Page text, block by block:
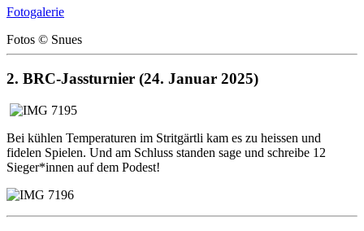
Fotogalerie
Fotos © Snues
2. BRC-Jassturnier (24. Januar 2025)
Bei kühlen Temperaturen im Stritgärtli kam es zu heissen und
fidelen Spielen. Und am Schluss standen sage und schreibe 12
Sieger*innen auf dem Podest!